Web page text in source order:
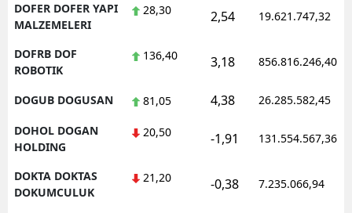
DOFER DOFER YAPI
MALZEMELERI
28,30 2,54 19.621.747,32
DOFRB DOF
ROBOTIK
136,40 3,18 856.816.246,40
DOGUB DOGUSAN 81,05 4,38 26.285.582,45
DOHOL DOGAN
HOLDING
20,50 -1,91 131.554.567,36
DOKTA DOKTAS
DOKUMCULUK
21,20 -0,38 7.235.066,94